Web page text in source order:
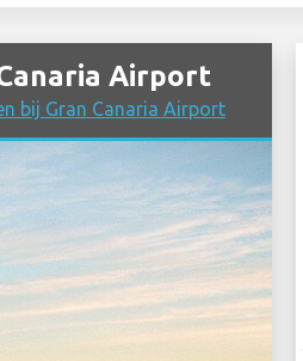
Airport
bij Gran Canaria Airport